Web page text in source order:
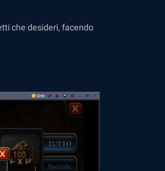
che desideri, facendo